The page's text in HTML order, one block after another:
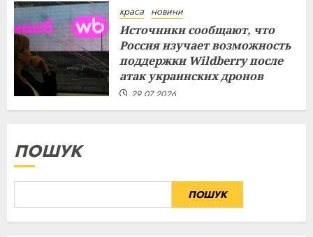
краса новини
Источники сообщают, что
Россия изучает возможность
поддержки Wildberry после
атак украинских дронов
29.07.2026
ПОШУК
ПОШУК